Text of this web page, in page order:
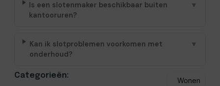
Is een slotenmaker beschikbaar buiten
kantooruren?
▼
Kan ik slotproblemen voorkomen met
onderhoud?
▼
Categorieën:
Wonen